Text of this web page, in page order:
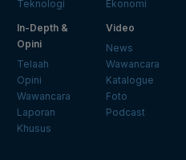
Teknologi
Ekonomi
In-Depth &
Opini
Telaah
Opini
Wawancara
Laporan
Khusus
Video
News
Wawancara
Katalogue
Foto
Podcast